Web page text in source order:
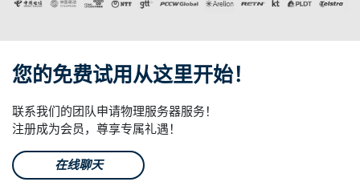
您的免费试用从这里开始！
联系我们的团队申请物理服务器服务！
注册成为会员，尊享专属礼遇！
在线聊天